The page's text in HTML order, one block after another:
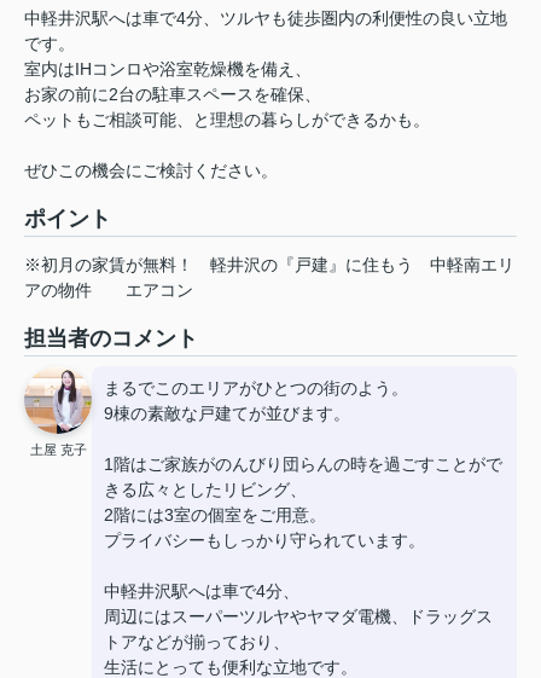
中軽井沢駅へは車で4分、ツルヤも徒歩圏内の利便性の良い立地
です。
室内はIHコンロや浴室乾燥機を備え、
お家の前に2台の駐車スペースを確保、
ペットもご相談可能、と理想の暮らしができるかも。
ぜひこの機会にご検討ください。
ポイント
※初月の家賃が無料！ 軽井沢の『戸建』に住もう
中軽南エリ
アの物件
エアコン
担当者のコメント
土屋 克子
まるでこのエリアがひとつの街のよう。
9棟の素敵な戸建てが並びます。
1階はご家族がのんびり団らんの時を過ごすことがで
きる広々としたリビング、
2階には3室の個室をご用意。
プライバシーもしっかり守られています。
中軽井沢駅へは車で4分、
周辺にはスーパーツルヤやヤマダ電機、ドラッグス
トアなどが揃っており、
生活にとっても便利な立地です。